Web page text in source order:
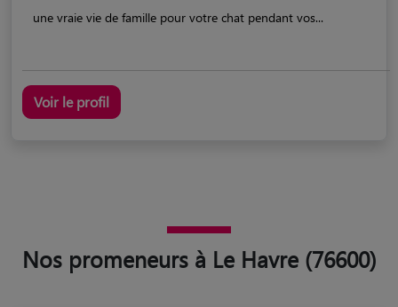
une vraie vie de famille pour votre chat pendant vos...
Voir le profil
Nos promeneurs à Le Havre (76600)